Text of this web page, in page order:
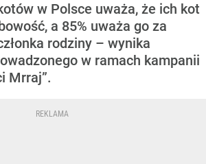
w Polsce uważa, że ich kot
a 85% uważa go za
rodziny – wynika
w ramach kampanii
Mrraj”.